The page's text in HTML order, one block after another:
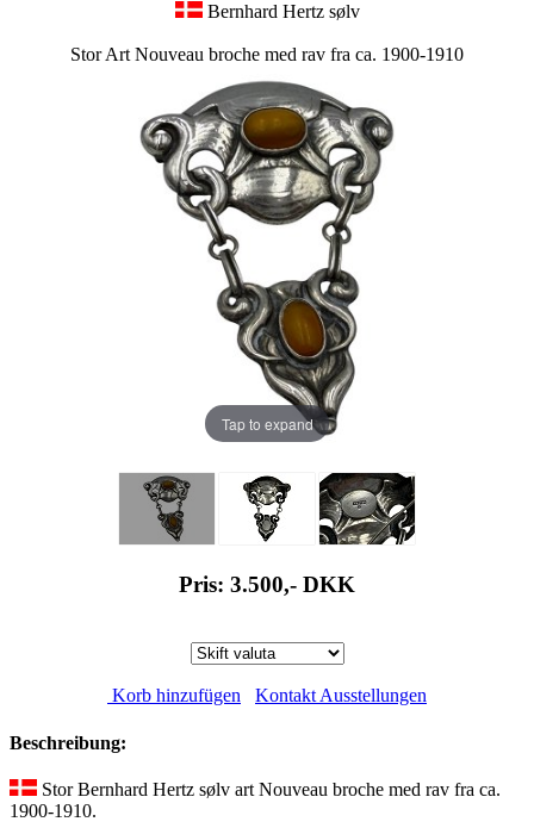
Bernhard Hertz sølv
Stor Art Nouveau broche med rav fra ca. 1900-1910
Tap to expand
Pris: 3.500,- DKK
Korb hinzufügen Kontakt Ausstellungen
Beschreibung:
Stor Bernhard Hertz sølv art Nouveau broche med rav fra ca.
1900-1910.